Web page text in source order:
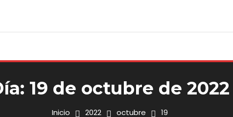
19 de octubre de 2022
Inicio 2022 octubre 19